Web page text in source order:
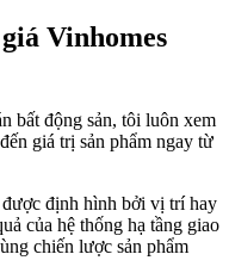
Vinhomes
bất động sản, tôi luôn xem
giá trị sản phẩm ngay từ
định hình bởi vị trí hay
của hệ thống hạ tầng giao
chiến lược sản phẩm